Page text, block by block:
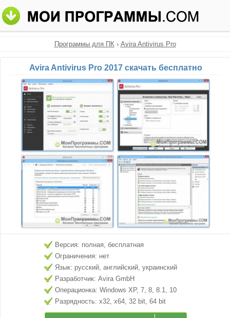
Программы для ПК› Avira Antivirus Pro
Avira Antivirus Pro 2017 скачать бесплатно
Версия: полная, бесплатная
Ограничения: нет
Язык: русский, английский, украинский
Разработчик: Avira GmbH
Операционка: Windows XP, 7, 8, 8.1, 10
Разрядность: x32, x64, 32 bit, 64 bit